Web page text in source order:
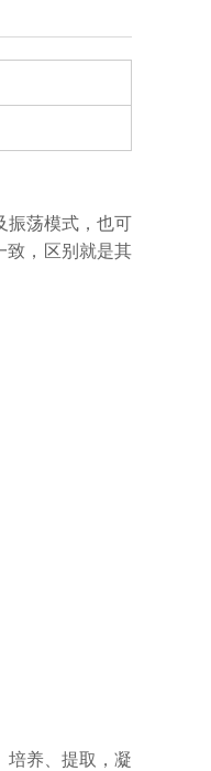
振荡模式，也可
致，区别就是其
培养、提取，凝